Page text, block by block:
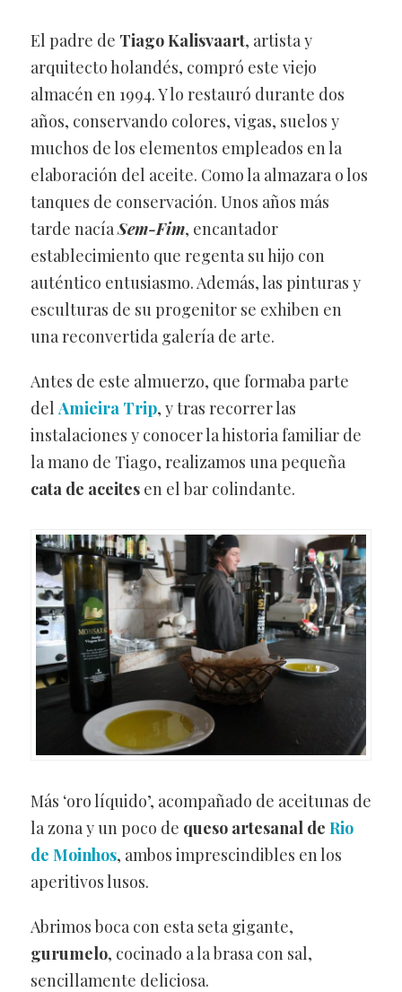
El padre de Tiago Kalisvaart, artista y
arquitecto holandés, compró este viejo
almacén en 1994. Y lo restauró durante dos
años, conservando colores, vigas, suelos y
muchos de los elementos empleados en la
elaboración del aceite. Como la almazara o los
tanques de conservación. Unos años más
tarde nacíaSem-Fim, encantador
establecimiento que regenta su hijo con
auténtico entusiasmo. Además, las pinturas y
esculturas de su progenitor se exhiben en
una reconvertida galería de arte.
Antes de este almuerzo, que formaba parte
delAmieira Trip, y tras recorrer las
instalaciones y conocer la historia familiar de
la mano de Tiago, realizamos una pequeña
cata de aceitesen el bar colindante.
Más ‘oro líquido’, acompañado de aceitunas de
la zona y un poco de queso artesanal de Rio
de Moinhos, ambos imprescindibles en los
aperitivos lusos.
Abrimos boca con esta seta gigante,
gurumelo, cocinado a la brasa con sal,
sencillamente deliciosa.